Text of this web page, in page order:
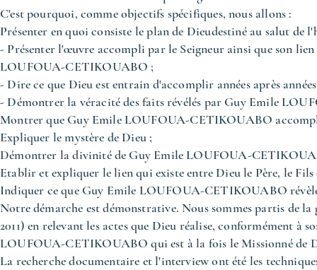
C'est pourquoi, comme objectifs spécifiques, nous allons :
Présenter en quoi consiste le plan de Dieudestiné au salut de
- Présenter l'œuvre accompli par le Seigneur ainsi que son
LOUFOUA-CETIKOUABO ;
- Dire ce que Dieu est entrain d'accomplir années après
- Démontrer la véracité des faits révélés par Guy Emile
Montrer que Guy Emile LOUFOUA-CETIKOUABO accompli
Expliquer le mystère de Dieu ;
Démontrer la divinité de Guy Emile LOUFOUA-
Etablir et expliquer le lien qui existe entre Dieu le Père, le
Indiquer ce que Guy Emile LOUFOUA-CETIKOUABO
Notre démarche est démonstrative. Nous sommes partis de la
2011) en relevant les actes que Dieu réalise, conformément
LOUFOUA-CETIKOUABO qui est à la fois le Missionné de
La recherche documentaire et l'interview ont été les